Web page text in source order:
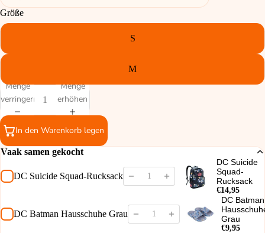
Größe
S
M
Menge
verringern
Menge
erhöhen
In den Warenkorb legen
Vaak samen gekocht
DC Suicide Squad-Rucksack
DC Suicide
Squad-
Rucksack
€14,95
DC Batman Hausschuhe Grau
DC Batman
Grau
€9,95